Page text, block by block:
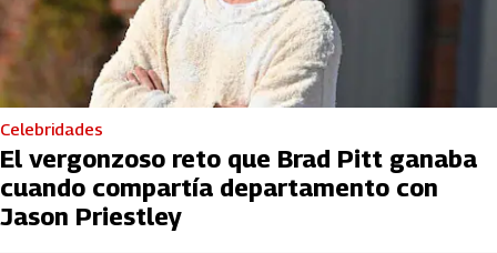
Celebridades
El vergonzoso reto que Brad Pitt ganaba
cuando compartía departamento con
Jason Priestley